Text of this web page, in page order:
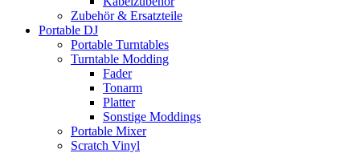
Zubehör & Ersatzteile
Portable DJ
Portable Turntables
Turntable Modding
Fader
Tonarm
Platter
Sonstige Moddings
Portable Mixer
Scratch Vinyl